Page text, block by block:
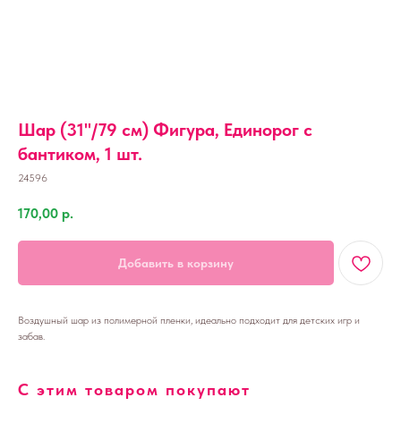
Шар (31''/79 см) Фигура, Единорог с
бантиком, 1 шт.
24596
170,00 р.
Добавить в корзину
Воздушный шар из полимерной пленки, идеально подходит для детских игр и
забав.
С этим товаром покупают